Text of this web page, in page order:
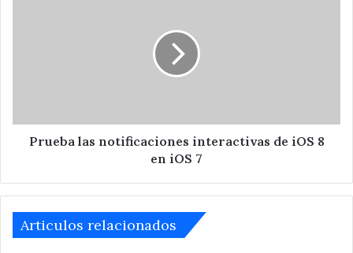
iOS
Prueba las notificaciones interactivas de iOS 8
en iOS 7
Articulos relacionados